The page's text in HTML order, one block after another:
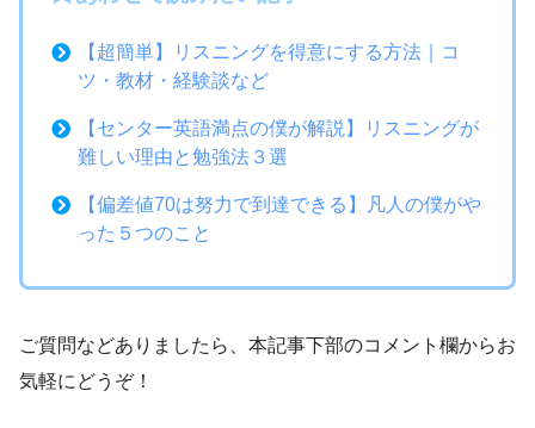
【超簡単】リスニングを得意にする方法｜コ
ツ・教材・経験談など
【センター英語満点の僕が解説】リスニングが
難しい理由と勉強法３選
【偏差値70は努力で到達できる】凡人の僕がや
った５つのこと
ご質問などありましたら、本記事下部のコメント欄からお
気軽にどうぞ！